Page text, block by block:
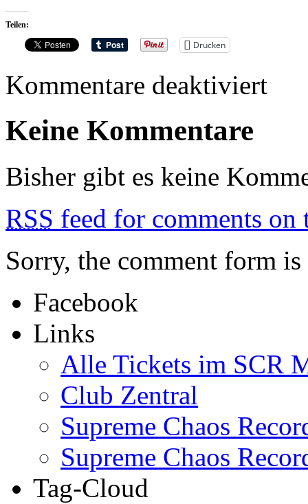
Teilen:
Drucken
Kommentare deaktiviert
Keine Kommentare
Bisher gibt es keine
RSS feed for comments on
Sorry, the comment form
Facebook
Links
Alle Tickets im SCR
Club Zentral
Supreme Chaos
Supreme Chaos
Tag-Cloud